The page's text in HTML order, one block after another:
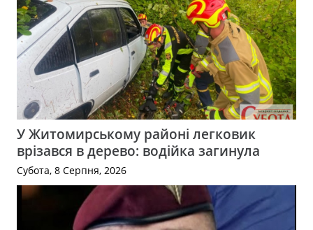
У Житомирському районі легковик
врізався в дерево: водійка загинула
Субота, 8 Серпня, 2026